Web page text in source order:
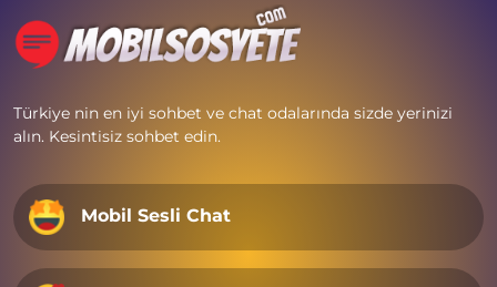
Türkiye nin en iyi sohbet ve chat odalarında sizde yerinizi
alın. Kesintisiz sohbet edin.
Mobil Sesli Chat